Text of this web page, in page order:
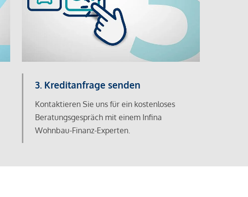
3. Kreditanfrage senden
Kontaktieren Sie uns für ein kostenloses
Beratungsgespräch mit einem Infina
Wohnbau-Finanz-Experten.